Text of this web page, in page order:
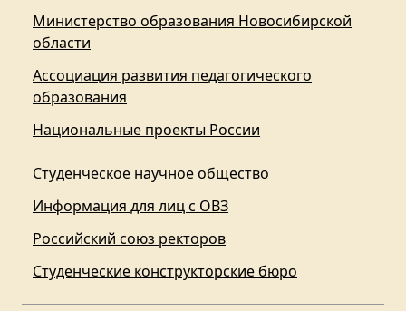
Министерство образования Новосибирской
области
Ассоциация развития педагогического
образования
Национальные проекты России
Студенческое научное общество
Информация для лиц с ОВЗ
Российский союз ректоров
Студенческие конструкторские бюро